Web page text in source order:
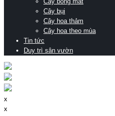
Cây bụi
Cây hoa thảm
Cây hoa theo mùa
Tin tức
Duy trì sân vườn
x
x